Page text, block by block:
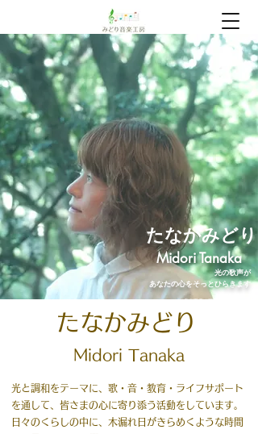
​たなかみどり
Midori Tanaka
光の歌声が
あなたの心をそっとひらきます
みどり音楽工房｜三島の音楽教室
たなかみどり
Midori Tanaka
光と調和をテーマに、歌・音・教育・ライフサポート
を通して、皆さまの心に寄り添う活動をしています。
日々のくらしの中に、木漏れ日がきらめくような時間